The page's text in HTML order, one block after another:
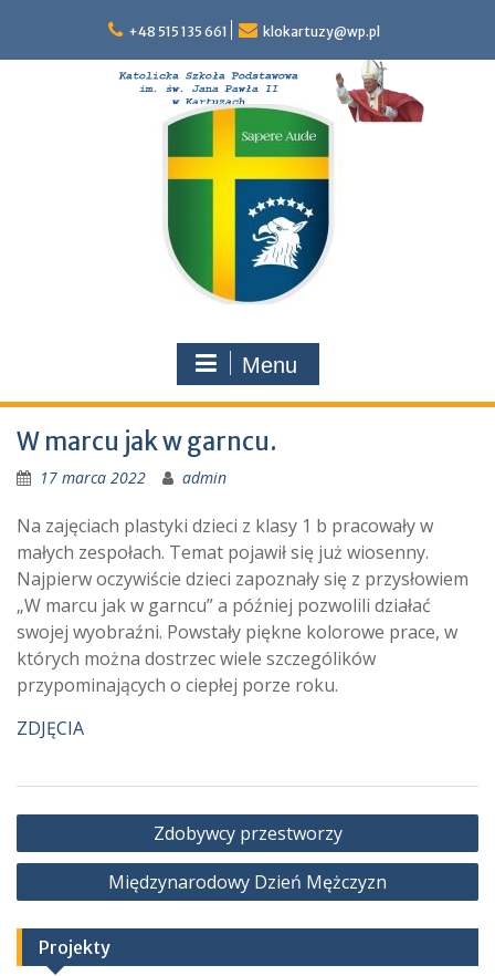
content
+48 515 135 661 klokartuzy@wp.pl
Menu
W marcu jak w garncu.
17 marca 2022 admin
Na zajęciach plastyki dzieci z klasy 1 b pracowały w
małych zespołach. Temat pojawił się już wiosenny.
Najpierw oczywiście dzieci zapoznały się z przysłowiem
„W marcu jak w garncu” a później pozwolili działać
swojej wyobraźni. Powstały piękne kolorowe prace, w
których można dostrzec wiele szczególików
przypominających o ciepłej porze roku.
ZDJĘCIA
Nawigacja
wpisu
Zdobywcy przestworzy
Międzynarodowy Dzień Mężczyzn
Projekty